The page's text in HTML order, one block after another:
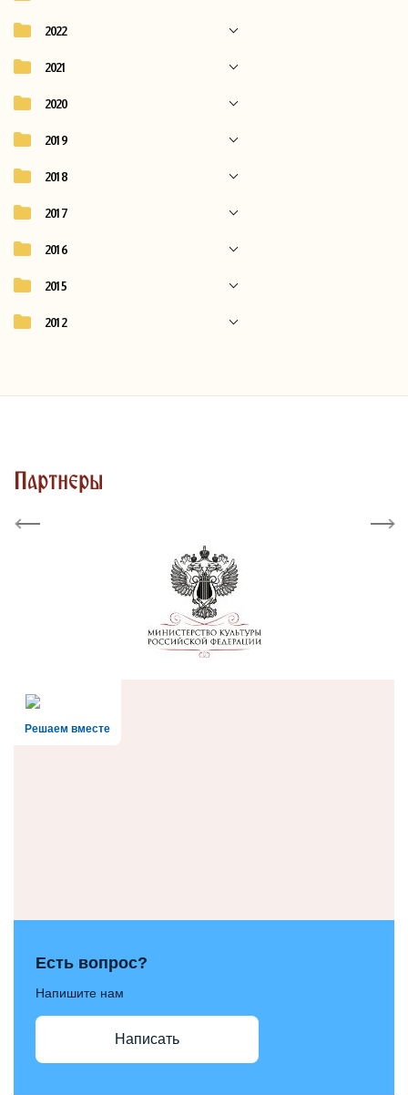
2022
2021
2020
2019
2018
2017
2016
2015
2012
Партнеры
Previous Next
Решаем вместе
Есть вопрос?
Напишите нам
Написать